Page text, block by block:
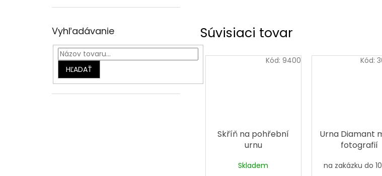
Vyhľadávanie
HĽADAŤ
Súvisiaci tovar
Skříň na pohřební
urnu
Skladem
Kód: 9400
Urna Diamant
fotografií
na zakázku do
Kód: